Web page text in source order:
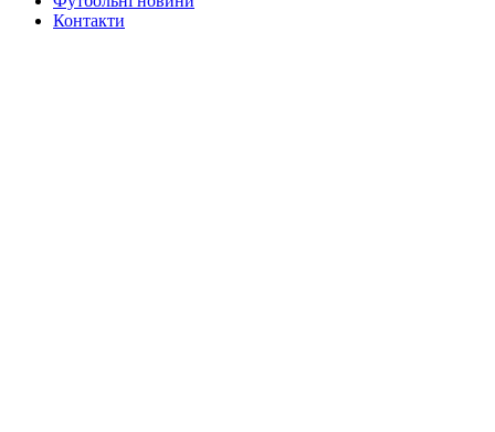
Контакти